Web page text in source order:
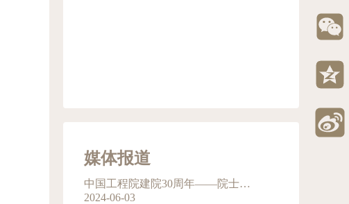
媒体报道
中国工程院建院30周年——院士寄语
2024-06-03